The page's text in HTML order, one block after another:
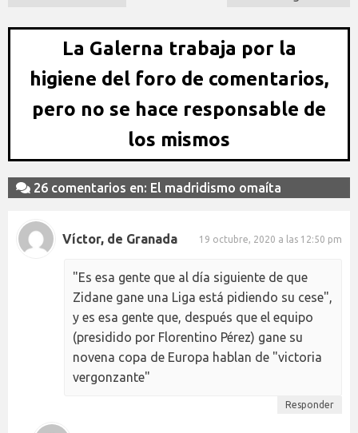
La Galerna trabaja por la
higiene del foro de comentarios,
pero no se hace responsable de
los mismos
26 comentarios en: El madridismo omaíta
Víctor, de Granada 19 octubre, 2020 a las 12:50 pm
"Es esa gente que al día siguiente de que
Zidane gane una Liga está pidiendo su cese",
y es esa gente que, después que el equipo
(presidido por Florentino Pérez) gane su
novena copa de Europa hablan de "victoria
vergonzante"
Responder